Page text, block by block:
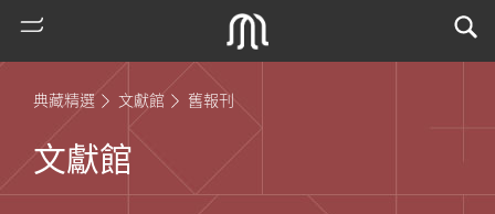
典藏精選 文獻館 舊報刊
文獻館